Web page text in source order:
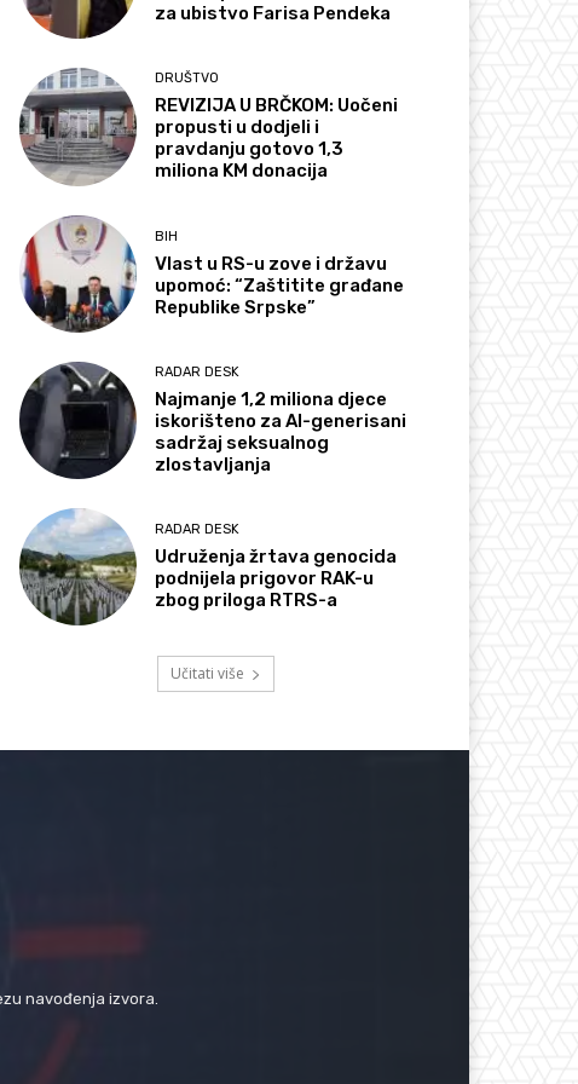
za ubistvo Farisa Pendeka
DRUŠTVO
REVIZIJA U BRČKOM: Uočeni
propusti u dodjeli i
pravdanju gotovo 1,3
miliona KM donacija
BIH
Vlast u RS-u zove i državu
upomoć: “Zaštitite građane
Republike Srpske”
RADAR DESK
Najmanje 1,2 miliona djece
iskorišteno za AI-generisani
sadržaj seksualnog
zlostavljanja
RADAR DESK
Udruženja žrtava genocida
podnijela prigovor RAK-u
zbog priloga RTRS-a
Učitati više
navođenja izvora.